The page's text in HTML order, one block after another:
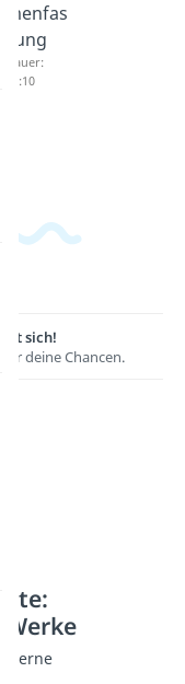
menfas
sung
Dauer:
05:10
sich!
deine Chancen.